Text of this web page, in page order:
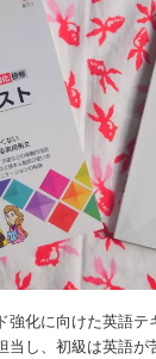
化に向けた英語テ
し、初級は英語が